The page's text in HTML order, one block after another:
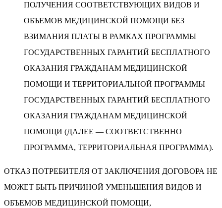
ПОЛУЧЕНИЯ СООТВЕТСТВУЮЩИХ ВИДОВ И
ОБЪЕМОВ МЕДИЦИНСКОЙ ПОМОЩИ БЕЗ
ВЗИМАНИЯ ПЛАТЫ В РАМКАХ ПРОГРАММЫ
ГОСУДАРСТВЕННЫХ ГАРАНТИЙ БЕСПЛАТНОГО
ОКАЗАНИЯ ГРАЖДАНАМ МЕДИЦИНСКОЙ
ПОМОЩИ И ТЕРРИТОРИАЛЬНОЙ ПРОГРАММЫ
ГОСУДАРСТВЕННЫХ ГАРАНТИЙ БЕСПЛАТНОГО
ОКАЗАНИЯ ГРАЖДАНАМ МЕДИЦИНСКОЙ
ПОМОЩИ (ДАЛЕЕ — СООТВЕТСТВЕННО
ПРОГРАММА, ТЕРРИТОРИАЛЬНАЯ ПРОГРАММА).
ОТКАЗ ПОТРЕБИТЕЛЯ ОТ ЗАКЛЮЧЕНИЯ ДОГОВОРА НЕ
МОЖЕТ БЫТЬ ПРИЧИНОЙ УМЕНЬШЕНИЯ ВИДОВ И
ОБЪЕМОВ МЕДИЦИНСКОЙ ПОМОЩИ,